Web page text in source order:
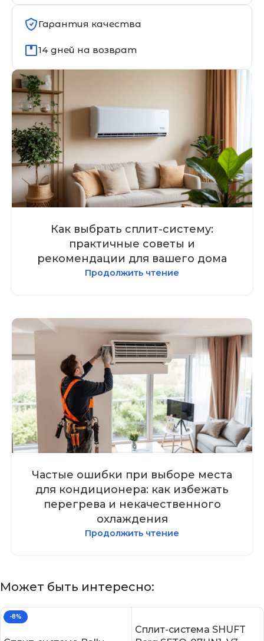
Гарантия качества
14 дней на возврат
Как выбрать сплит-систему:
практичные советы и
рекомендации для вашего дома
Продолжить чтение
Частые ошибки при выборе места
для кондиционера: как избежать
перегрева и некачественного
охлаждения
Продолжить чтение
Может быть интересно:
-8%
Сплит-система SHUFT